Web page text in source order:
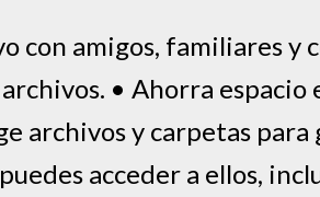
con amigos, familiares y
• Ahorra espacio
archivos y carpetas para
acceder a ellos,